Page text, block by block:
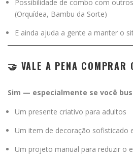
Possibilidade de combo com
(Orquídea, Bambu da Sorte)
E ainda ajuda a gente a manter o
🤝 VALE A PENA COMPRAR
Sim — especialmente se você
Um presente criativo para adultos
Um item de decoração sofisticado
Um projeto manual para reduzir o